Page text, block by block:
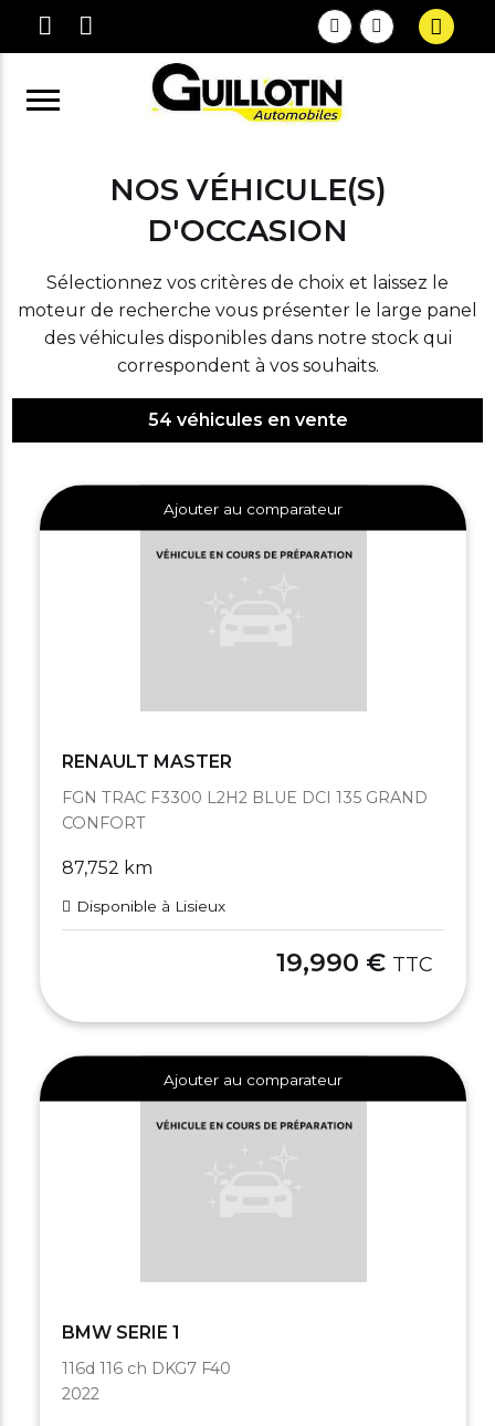
NOS VÉHICULE(S)
D'OCCASION
Sélectionnez vos critères de choix et laissez le
moteur de recherche vous présenter le large panel
des véhicules disponibles dans notre stock qui
correspondent à vos souhaits.
54 véhicules en vente
Ajouter au comparateur
RENAULT MASTER
FGN TRAC F3300 L2H2 BLUE DCI 135 GRAND
CONFORT
87,752 km
Disponible à Lisieux
19,990 € TTC
Ajouter au comparateur
BMW SERIE 1
116d 116 ch DKG7 F40
2022